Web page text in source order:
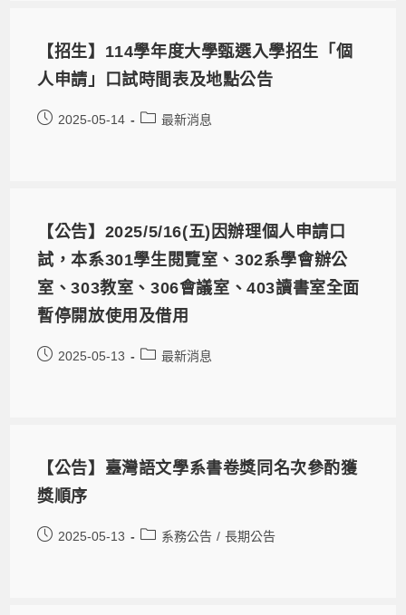
【招生】114學年度大學甄選入學招生「個
人申請」口試時間表及地點公告
2025-05-14 最新消息
【公告】2025/5/16(五)因辦理個人申請口
試，本系301學生閱覽室、302系學會辦公
室、303教室、306會議室、403讀書室全面
暫停開放使用及借用
2025-05-13 最新消息
【公告】臺灣語文學系書卷獎同名次參酌獲
獎順序
2025-05-13 系務公告 / 長期公告